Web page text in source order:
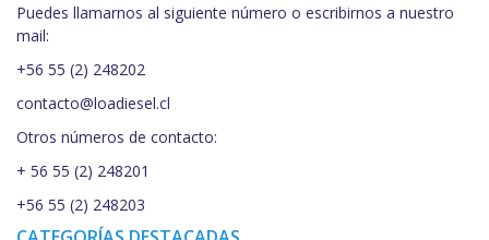
Puedes llamarnos al siguiente número o escribirnos a nuestro
mail:
+56 55 (2) 248202
contacto@loadiesel.cl
Otros números de contacto:
+ 56 55 (2) 248201
+56 55 (2) 248203